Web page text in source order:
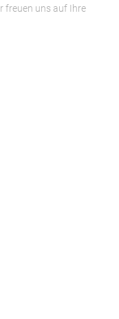
freuen uns auf Ihre